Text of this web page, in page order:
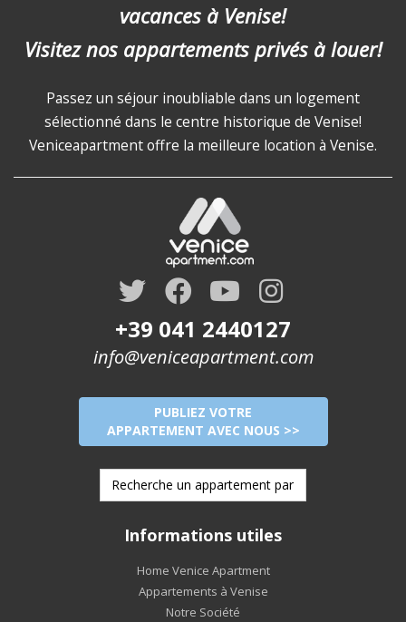
vacances à Venise!
Visitez nos appartements privés à louer!
Passez un séjour inoubliable dans un logement
sélectionné dans le centre historique de Venise!
Veniceapartment offre la meilleure location à Venise.
+39 041 2440127
info@veniceapartment.com
PUBLIEZ VOTRE
APPARTEMENT AVEC NOUS >>
Informations utiles
Home Venice Apartment
Appartements à Venise
Notre Société